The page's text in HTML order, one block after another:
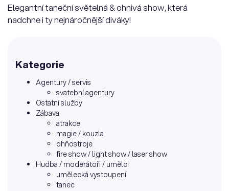
Elegantní taneční světelná & ohnivá show, která
nadchne i ty nejnáročnější diváky!
Kategorie
Agentury / servis
svatební agentury
Ostatní služby
Zábava
atrakce
magie / kouzla
ohňostroje
fire show / light show / laser show
Hudba / moderátoři / umělci
umělecká vystoupení
tanec